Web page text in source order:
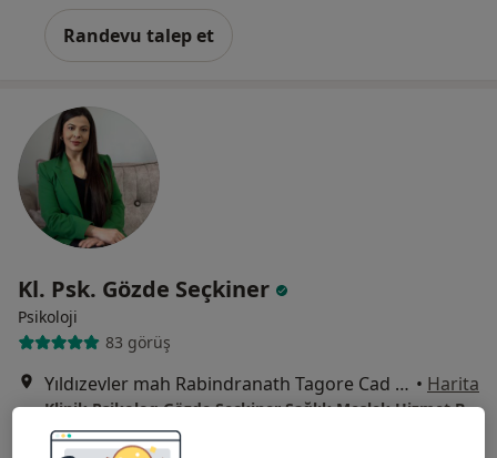
Randevu talep et
Kl. Psk. Gözde Seçkiner
Psikoloji
83 görüş
Yıldızevler mah Rabindranath Tagore Cad 711.Sk No:1/7, Çankaya • Harita
Klinik Psikolog Gözde Seçkiner Sağlık Meslek Hizmet Birimi